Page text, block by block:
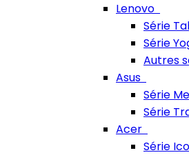
Lenovo
Série
Série
Autres
Asus
Série
Série
Acer
Série